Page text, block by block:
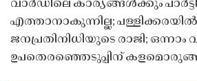
വാർഡിലെ കാര്യങ്ങൾക്കും
എത്താനാകുന്നില്ല; പള്ളിക്കരയിൽ
ജനപ്രതിനിധിയുടെ രാജി;
ഉപതെരഞ്ഞെടുപ്പിന്